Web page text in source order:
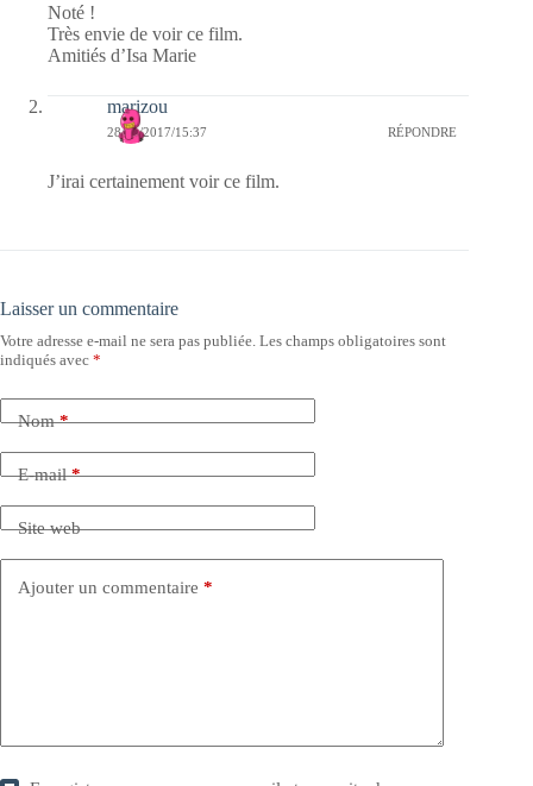
Noté !
Très envie de voir ce film.
Amitiés d’Isa Marie
marizou
28/01/2017/15:37 RÉPONDRE
J’irai certainement voir ce film.
Laisser un commentaire
Votre adresse e-mail ne sera pas publiée. Les champs obligatoires sont
indiqués avec *
Nom*
E-mail*
Site web
Ajouter un commentaire *